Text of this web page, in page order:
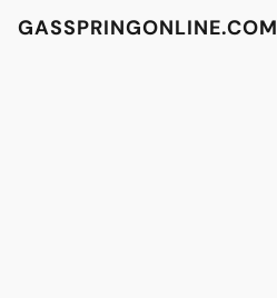
GASSPRINGONLINE.COM